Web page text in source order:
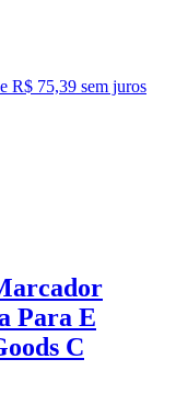
R$ 75,39 sem juros
Para E
C